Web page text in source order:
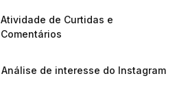
Atividade de Curtidas e
Comentários
Análise de interesse do Instagram